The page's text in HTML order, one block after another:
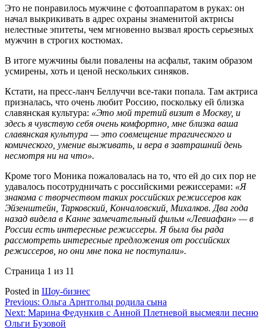
Это не понравилось мужчине с фотоаппаратом в руках: он
начал выкрикивать в адрес охраны знаменитой актрисы
нелестные эпитеты, чем мгновенно вызвал ярость серьезных
мужчин в строгих костюмах.
В итоге мужчины были повалены на асфальт, таким образом
усмирены, хоть и ценой нескольких синяков.
Кстати, на пресс-ланч Беллуччи все-таки попала. Там актриса
призналась, что очень любит Россию, поскольку ей близка
славянская культура: «Это мой третий визит в Москву, и
здесь я чувствую себя очень комфортно, мне близка ваша
славянская культура — это совмещение трагического и
комического, умение выживать, и вера в завтрашний день
несмотря ни на что».
Кроме того Моника пожаловалась на то, что ей до сих пор не
удавалось посотрудничать с российскими режиссерами: «Я
знакома с творчеством таких российских режиссеров как
Эйзенштейн, Тарковский, Кончаловский, Михалков. Два года
назад видела в Канне замечательный фильм «Левиафан» — в
России есть интересные режиссеры. Я была бы рада
рассмотреть интересные предложения от российских
режиссеров, но они мне пока не поступали».
Страница 1 из 11
Posted in Шоу-бизнес
Навигация
по
Previous: Ольга Арнтгольц родила сына
Next: Марина Федункив c Анной Плетневой высмеяли песню
Ольги Бузовой